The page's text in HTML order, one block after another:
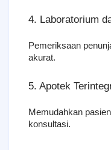
4. Laboratorium
Pemeriksaan
akurat.
5. Apotek
Memudahkan
konsultasi.